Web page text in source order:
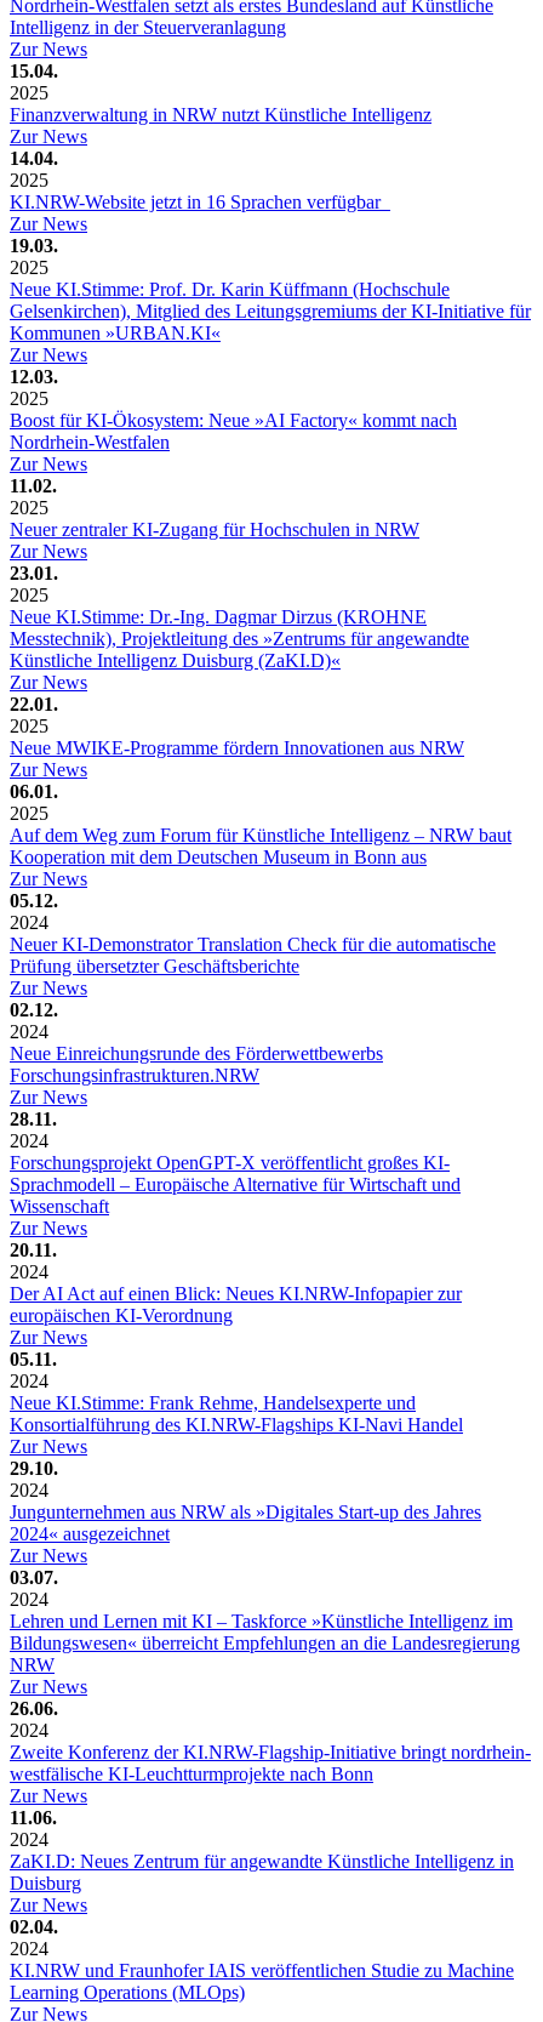
Nordrhein-Westfalen setzt als erstes Bundesland auf Künstliche
Intelligenz in der Steuerveranlagung
Zur News
15.04.
2025
Finanzverwaltung in NRW nutzt Künstliche Intelligenz
Zur News
14.04.
2025
KI.NRW-Website jetzt in 16 Sprachen verfügbar
Zur News
19.03.
2025
Neue KI.Stimme: Prof. Dr. Karin Küffmann (Hochschule
Gelsenkirchen), Mitglied des Leitungsgremiums der KI-Initiative für
Kommunen »URBAN.KI«
Zur News
12.03.
2025
Boost für KI-Ökosystem: Neue »AI Factory« kommt nach
Nordrhein-Westfalen
Zur News
11.02.
2025
Neuer zentraler KI-Zugang für Hochschulen in NRW
Zur News
23.01.
2025
Neue KI.Stimme: Dr.-Ing. Dagmar Dirzus (KROHNE
Messtechnik), Projektleitung des »Zentrums für angewandte
Künstliche Intelligenz Duisburg (ZaKI.D)«
Zur News
22.01.
2025
Neue MWIKE-Programme fördern Innovationen aus NRW
Zur News
06.01.
2025
Auf dem Weg zum Forum für Künstliche Intelligenz – NRW baut
Kooperation mit dem Deutschen Museum in Bonn aus
Zur News
05.12.
2024
Neuer KI-Demonstrator Translation Check für die automatische
Prüfung übersetzter Geschäftsberichte
Zur News
02.12.
2024
Neue Einreichungsrunde des Förderwettbewerbs
Forschungsinfrastrukturen.NRW
Zur News
28.11.
2024
Forschungsprojekt OpenGPT-X veröffentlicht großes KI-
Sprachmodell – Europäische Alternative für Wirtschaft und
Wissenschaft
Zur News
20.11.
2024
Der AI Act auf einen Blick: Neues KI.NRW-Infopapier zur
europäischen KI-Verordnung
Zur News
05.11.
2024
Neue KI.Stimme: Frank Rehme, Handelsexperte und
Konsortialführung des KI.NRW-Flagships KI-Navi Handel
Zur News
29.10.
2024
Jungunternehmen aus NRW als »Digitales Start-up des Jahres
2024« ausgezeichnet
Zur News
03.07.
2024
Lehren und Lernen mit KI – Taskforce »Künstliche Intelligenz im
Bildungswesen« überreicht Empfehlungen an die Landesregierung
NRW
Zur News
26.06.
2024
Zweite Konferenz der KI.NRW-Flagship-Initiative bringt nordrhein-
westfälische KI-Leuchtturmprojekte nach Bonn
Zur News
11.06.
2024
ZaKI.D: Neues Zentrum für angewandte Künstliche Intelligenz in
Duisburg
Zur News
02.04.
2024
KI.NRW und Fraunhofer IAIS veröffentlichen Studie zu Machine
Learning Operations (MLOps)
Zur News